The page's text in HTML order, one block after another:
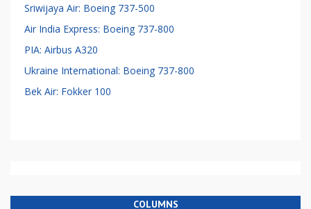
Sriwijaya Air: Boeing 737-500
Air India Express: Boeing 737-800
PIA: Airbus A320
Ukraine International: Boeing 737-800
Bek Air: Fokker 100
COLUMNS